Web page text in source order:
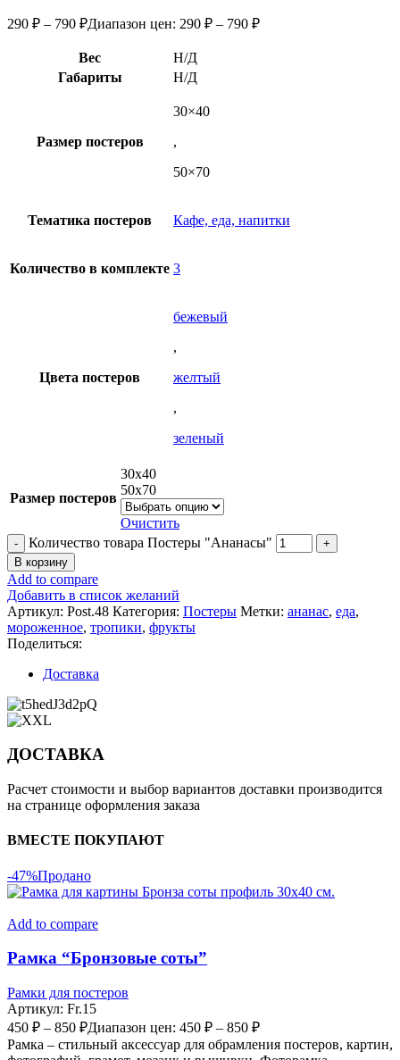
290 ₽ – 790 ₽Диапазон цен: 290 ₽ – 790 ₽
Вес
Н/Д
Габариты
Н/Д
Размер постеров
30×40
,
50×70
Тематика постеров Кафе, еда, напитки
Количество в комплекте 3
Цвета постеров
бежевый
,
желтый
,
зеленый
Размер постеров
30x40
50x70
Очистить
Количество товара Постеры "Ананасы"
В корзину
Add to compare
Добавить в список желаний
Артикул: Post.48 Категория: Постеры Метки: ананас, еда,
мороженное, тропики, фрукты
Поделиться:
Доставка
ДОСТАВКА
Расчет стоимости и выбор вариантов доставки производится
на странице оформления заказа
ВМЕСТЕ ПОКУПАЮТ
-47%Продано
Add to compare
Рамка “Бронзовые соты”
Рамки для постеров
Артикул: Fr.15
450 ₽ – 850 ₽Диапазон цен: 450 ₽ – 850 ₽
Рамка – стильный аксессуар для обрамления постеров, картин,